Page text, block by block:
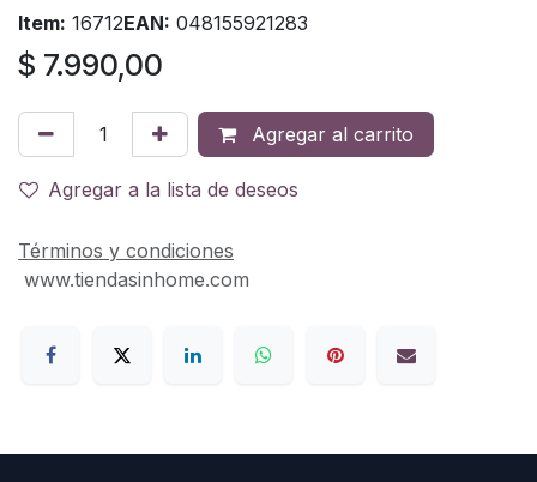
Item: 16712EAN: 048155921283
$ 7.990,00
Agregar al carrito
Agregar a la lista de deseos
Términos y condiciones
www.tiendasinhome.com